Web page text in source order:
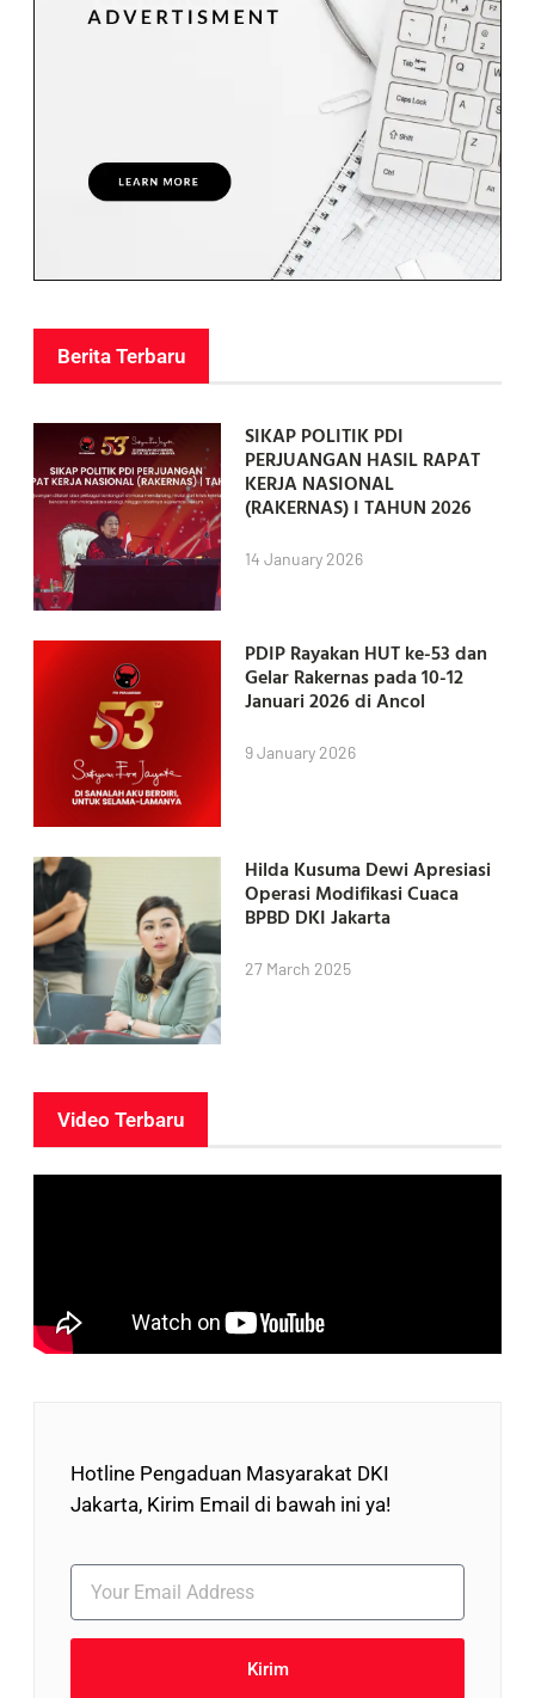
Berita Terbaru
SIKAP POLITIK PDI
PERJUANGAN HASIL RAPAT
KERJA NASIONAL
(RAKERNAS) I TAHUN 2026
14 January 2026
PDIP Rayakan HUT ke-53 dan
Gelar Rakernas pada 10-12
Januari 2026 di Ancol
9 January 2026
Hilda Kusuma Dewi Apresiasi
Operasi Modifikasi Cuaca
BPBD DKI Jakarta
27 March 2025
Video Terbaru
Hotline Pengaduan Masyarakat DKI
Jakarta, Kirim Email di bawah ini ya!
Kirim